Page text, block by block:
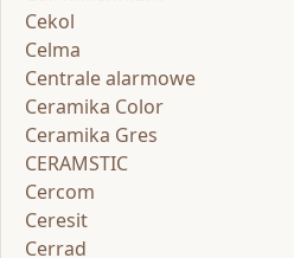
Cekol
Celma
Centrale alarmowe
Ceramika Color
Ceramika Gres
CERAMSTIC
Cercom
Ceresit
Cerrad